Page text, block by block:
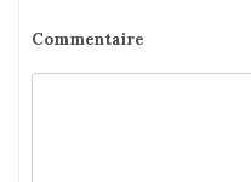
Commentaire